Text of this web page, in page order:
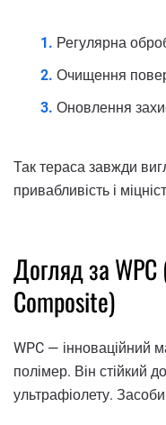
Регулярна
Очищення
Оновлення
Так тераса завжди
привабливість і
Догляд за
Composite)
WPC — інноваційний
полімер. Він стійкий
ультрафіолету.